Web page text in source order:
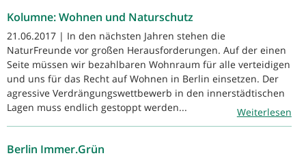
Kolumne: Wohnen und Naturschutz
21.06.2017 | In den nächsten Jahren stehen die
NaturFreunde vor großen Herausforderungen. Auf der einen
Seite müssen wir bezahlbaren Wohnraum für alle verteidigen
und uns für das Recht auf Wohnen in Berlin einsetzen. Der
agressive Verdrängungswettbewerb in den innerstädtischen
Lagen muss endlich gestoppt werden...
Weiterlesen
Berlin Immer.Grün